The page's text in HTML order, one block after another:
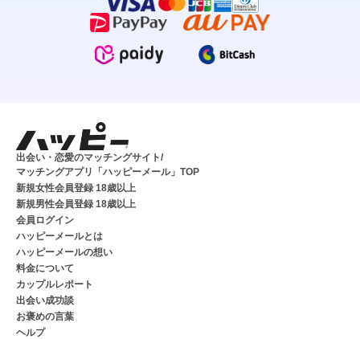
出会い・恋愛のマッチングサイト/
マッチングアプリ「ハッピーメール」TOP
新規女性会員登録 18歳以上
新規男性会員登録 18歳以上
会員ログイン
ハッピーメールとは
ハッピーメールの想い
料金について
カップルレポート
出会い成功談
お褒めの言葉
ヘルプ